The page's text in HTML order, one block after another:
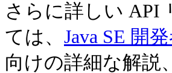
さらに詳しい API
ては、 Java SE 開
向けの詳細な解説